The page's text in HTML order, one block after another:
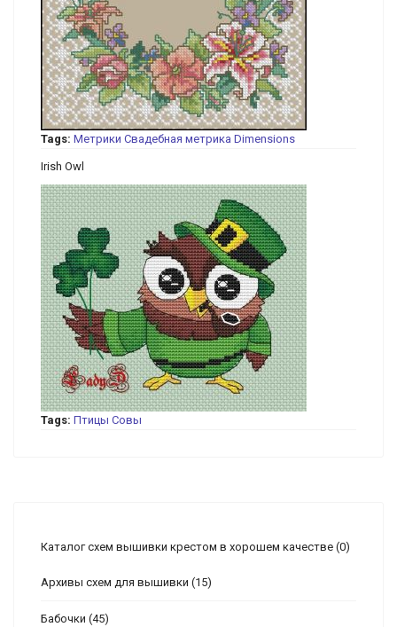
Tags: Метрики Свадебная метрика Dimensions
Irish Owl
Tags: Птицы Совы
Каталог схем вышивки крестом в хорошем качестве (0)
Архивы схем для вышивки (15)
Бабочки (45)